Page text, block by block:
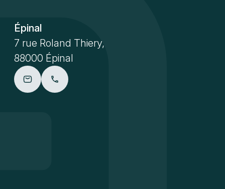
Épinal
7 rue Roland Thiery,
88000 Épinal